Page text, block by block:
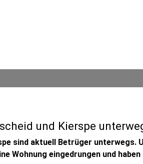
und Kierspe
sind aktuell Betrüger unterwegs.
Wohnung eingedrungen und